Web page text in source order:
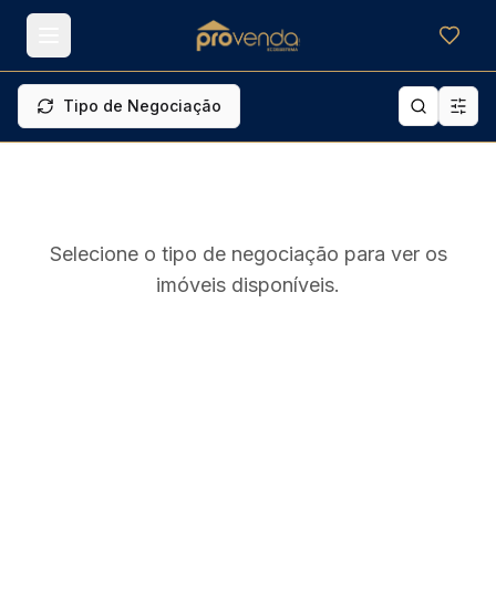
Tipo de Negociação
Selecione o tipo de negociação para ver os
imóveis disponíveis.